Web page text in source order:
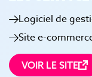
Logiciel de
Site e-
VOIR LE SITE